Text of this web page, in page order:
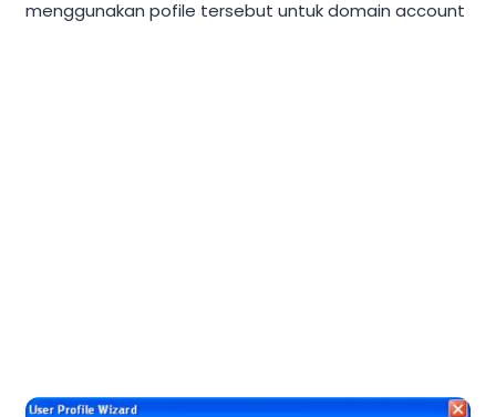
menggunakan pofile tersebut untuk domain account